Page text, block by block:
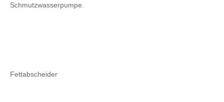
Schmutzwasserpumpe.
Fettabscheider